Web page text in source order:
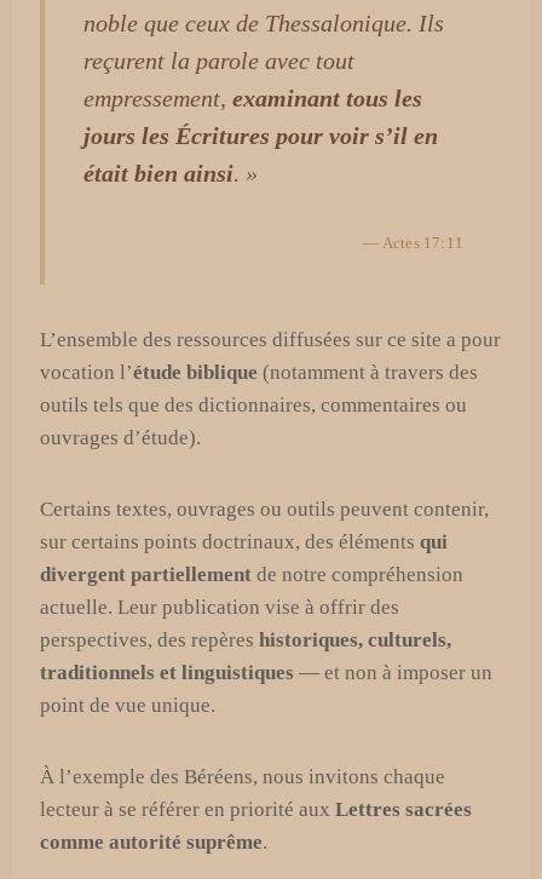
noble que ceux de Thessalonique. Ils
reçurent la parole avec tout
empressement, examinant tous les
jours les Écritures pour voir s’il en
était bien ainsi. »
— Actes 17:11
L’ensemble des ressources diffusées sur ce site a pour
vocation l’étude biblique (notamment à travers des
outils tels que des dictionnaires, commentaires ou
ouvrages d’étude).
Certains textes, ouvrages ou outils peuvent contenir,
sur certains points doctrinaux, des éléments qui
divergent partiellement de notre compréhension
actuelle. Leur publication vise à offrir des
perspectives, des repères historiques, culturels,
traditionnels et linguistiques — et non à imposer un
point de vue unique.
À l’exemple des Béréens, nous invitons chaque
lecteur à se référer en priorité aux Lettres sacrées
comme autorité suprême.